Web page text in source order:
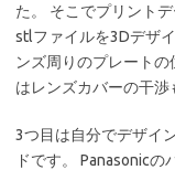
た。 そこでプリント
stlファイルを3Dデザ
ンズ周りのプレート
はレンズカバーの干渉
3つ目は自分でデザイ
ドです。 Panasonic